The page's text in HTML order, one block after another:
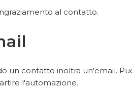
al contatto.
un contatto inoltra un'email.
l'automazione.